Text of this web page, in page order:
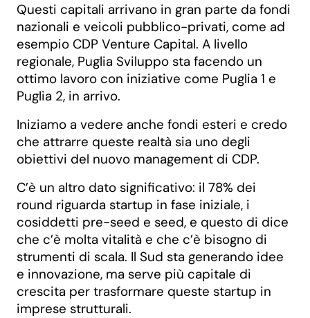
Questi capitali arrivano in gran parte da fondi
nazionali e veicoli pubblico-privati, come ad
esempio CDP Venture Capital. A livello
regionale, Puglia Sviluppo sta facendo un
ottimo lavoro con iniziative come Puglia 1 e
Puglia 2, in arrivo.
Iniziamo a vedere anche fondi esteri e credo
che attrarre queste realtà sia uno degli
obiettivi del nuovo management di CDP.
C’è un altro dato significativo: il 78% dei
round riguarda startup in fase iniziale, i
cosiddetti pre-seed e seed, e questo di dice
che c’è molta vitalità e che c’è bisogno di
strumenti di scala. Il Sud sta generando idee
e innovazione, ma serve più capitale di
crescita per trasformare queste startup in
imprese strutturali.